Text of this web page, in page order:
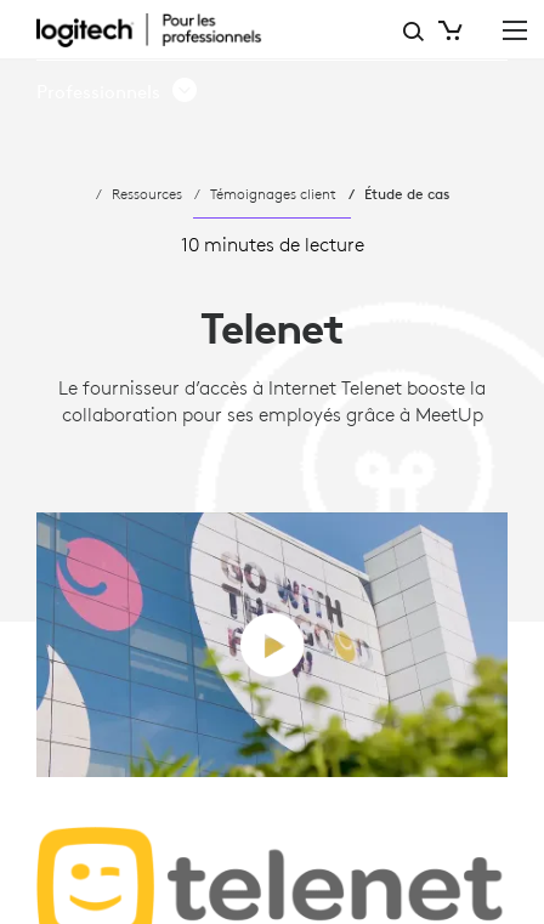
ÉTUDE
CHOISIT
LOGITECH
CONNECTIVITÉ
OPTIMALE,
LA
MAISON
COMME
AU
BUREAU
Ressources Témoignages client Étude de cas
10 minutes de lecture
Telenet
Le fournisseur d’accès à Internet Telenet booste la
collaboration pour ses employés grâce à MeetUp